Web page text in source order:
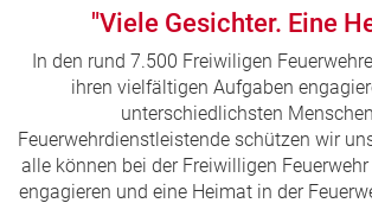
"Viele Gesichter. Eine
In den rund 7.500 Freiwiligen
ihren vielfältigen Aufgaben
unterschiedlichsten
Feuerwehrdienstleistende schützen wir
alle können bei der Freiwilligen
engagieren und eine Heimat in der